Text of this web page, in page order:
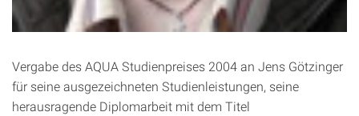
Vergabe des AQUA Studienpreises 2004 an Jens Götzinger
für seine ausgezeichneten Studienleistungen, seine
herausragende Diplomarbeit mit dem Titel